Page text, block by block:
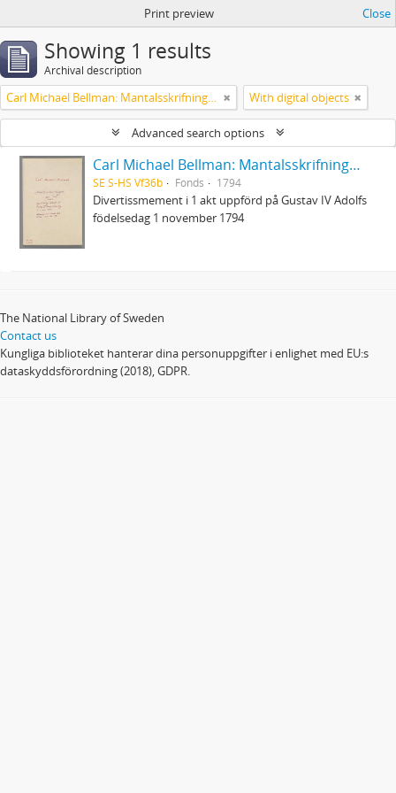
Print preview Close
Showing 1 results
Archival description
Carl Michael Bellman: Mantalsskrifningen With digital objects
Advanced search options
Carl Michael Bellman: Mantalsskrifningen
SE S-HS Vf36b Fonds 1794
Divertissmement i 1 akt uppförd på Gustav IV Adolfs
födelsedag 1 november 1794
The National Library of Sweden
Contact us
Kungliga biblioteket hanterar dina personuppgifter i enlighet med EU:s
dataskyddsförordning (2018), GDPR.